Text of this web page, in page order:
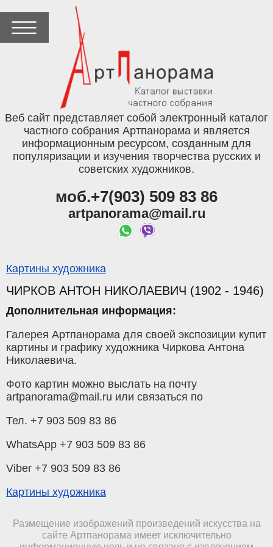
Веб сайт представляет собой электронный каталог
частного собрания Артпанорама и является
информационным ресурсом, созданным для
популяризации и изучения творчества русских и
советских художников.
моб.+7(903) 509 83 86
artpanorama@mail.ru
Картины художника
ЧИРКОВ АНТОН НИКОЛАЕВИЧ (1902 - 1946)
Дополнительная информация:
Галерея Артпанорама для своей экспозиции купит
картины и графику художника Чиркова Антона
Николаевича.
Фото картин можно выслать на почту
artpanorama@mail.ru или связаться по
Тел. +7 903 509 83 86
WhatsApp +7 903 509 83 86
Viber +7 903 509 83 86
Картины художника
Размещение изображений произведений искусства на
сайте Артпанорама имеет исключительно